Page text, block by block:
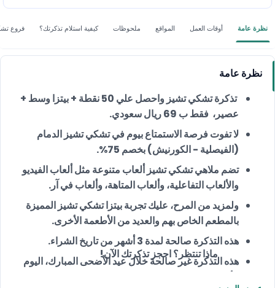
نظرة عامة أوقات العمل المواقع ملحوظات كيفية استلام تذكرتك؟ فروع
نظرة عامة
تذكرة تشكي تشيز واحصل علي 50 نقطة + بيتزا وسط +
عصير، فقط ب 69 ريال سعودي.
لا تفوت فرصة الاستمتاع بيوم في تشكي تشيز الدمام
(الفيصلية - الكورنيش) بخصم 75%.
تضم ملاهي تشكي تشيز ألعاب متنوعة مثل ألعاب الفيديو
والألعاب التفاعلية، وألعاب المتاهة، وألعاب في آر.
ولمزيد من المرح، عليك تجربة بيتزا تشكي تشيز المميزة
بالمطعم الخاص بهم والعديد من الأطعمة الأخرى.
هذه التذكرة صالحة لمدة 3 أشهر من تاريخ الشراء.
هذه التذكرة غير صالحة خلال عيد الأضحى المبارك، اليوم
ماذا تنتظر؟ احجز تذكرتك الآن!